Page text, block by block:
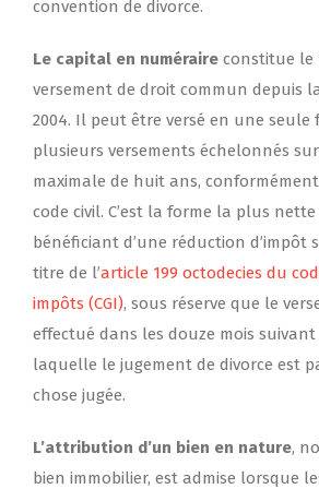
convention de divorce.
Le capital en numéraire constitue le
versement de droit commun depuis
2004. Il peut être versé en une seule
plusieurs versements échelonnés
maximale de huit ans, conformément
code civil. C’est la forme la plus
bénéficiant d’une réduction d’impôt
titre de l’article 199 octodecies du
impôts (CGI), sous réserve que le
effectué dans les douze mois
laquelle le jugement de divorce est
chose jugée.
L’attribution d’un bien en nature,
bien immobilier, est admise lorsque